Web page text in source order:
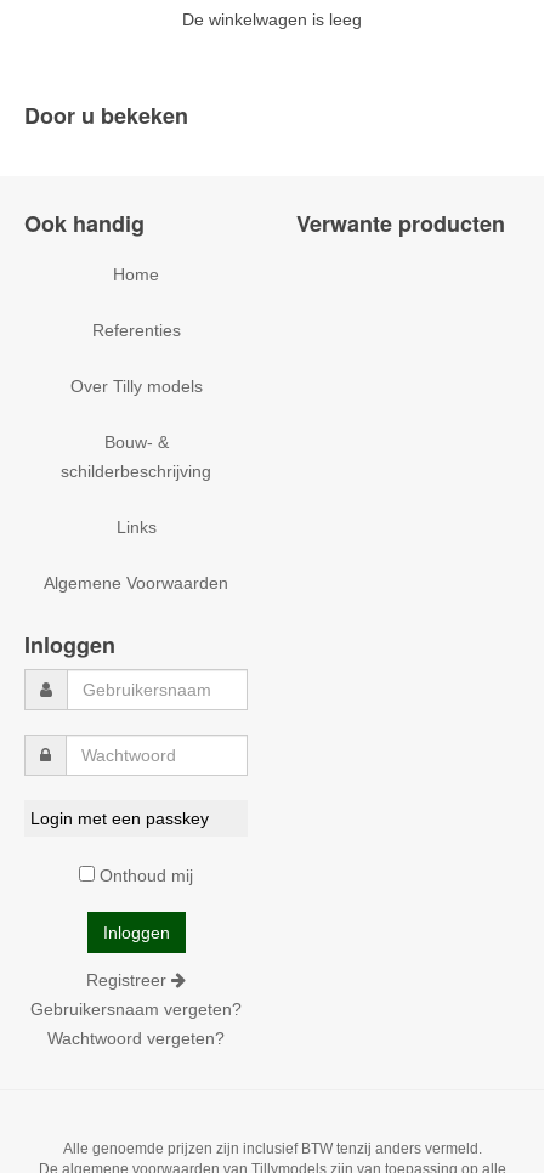
De winkelwagen is leeg
Door u bekeken
Ook handig
Home
Referenties
Over Tilly models
Bouw- &
schilderbeschrijving
Links
Algemene Voorwaarden
Verwante producten
Inloggen
Login met een passkey
Onthoud mij
Registreer
Gebruikersnaam vergeten?
Wachtwoord vergeten?
Alle genoemde prijzen zijn inclusief BTW tenzij anders vermeld.
De algemene voorwaarden van Tillymodels zijn van toepassing op alle